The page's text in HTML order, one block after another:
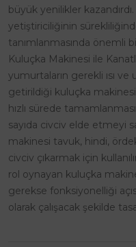
büyük yenilikler
yetiştiriciliğinin
tanımlanmasında önemli
Kuluçka Makinesi ile
yumurtaların gerekli ısı ve
getirildiği kuluçka
hızlı sürede
sayıda civciv elde etmeyi
makinesi tavuk, hindi,
civciv çıkarmak için
rol oynayan kuluçka
gerekse fonksiyonelliği
olarak çalışacak şekilde